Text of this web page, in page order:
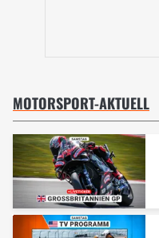
MOTORSPORT-AKTUELL